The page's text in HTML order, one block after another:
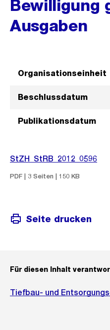
Bewilligung
Ausgaben
Organisationseinheit
Beschlussdatum
Publikationsdatum
StZH_StRB_2012_0596
PDF | 3 Seiten | 150 KB
Seite drucken
Für diesen Inhalt
Tiefbau- und